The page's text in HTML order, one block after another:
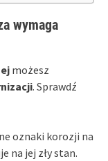
wymaga
możesz
. Sprawdź
oznaki korozji na
na jej zły stan.